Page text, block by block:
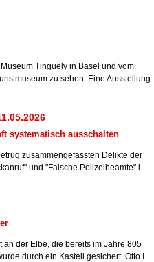
Tinguely in Basel und vom
zu sehen. Eine Ausstellung
systematisch ausschalten
zusammengefassten Delikte der
und "Falsche Polizeibeamte" i...
an der Elbe, die bereits im Jahre 805
durch ein Kastell gesichert. Otto I.